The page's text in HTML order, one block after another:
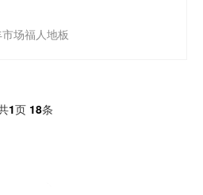
场福人地板
1页 18条